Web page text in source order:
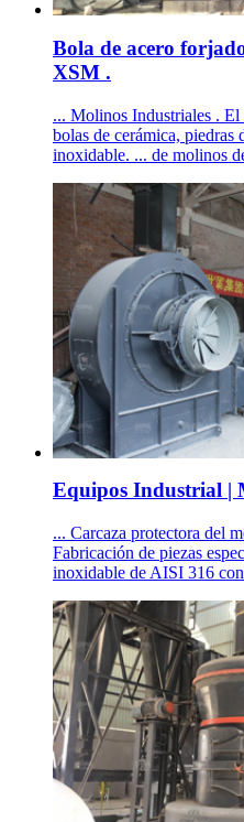
Bola de acero
XSM .
... Molinos Industriales .
bolas de cerámica, piedras
inoxidable. ... de molinos
Equipos Industrial |
... Carcaza protectora del
Fabricación de piezas
inoxidable de AISI 316